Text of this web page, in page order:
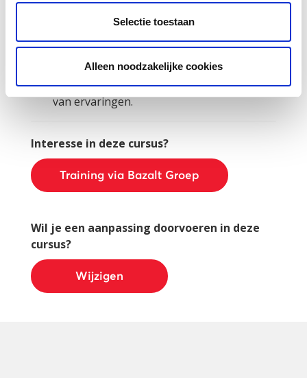
Selectie toestaan
Alleen noodzakelijke cookies
moedertaal, methodes voor nieuwkomers.
Bijeenkomst 2:Protocol nieuwkomers,
ontwikkelingsperspectief, rol van ouders,
differentiatie, uitstroom.
Bijeenkomst 3:Intervisie en uitwisseling
van ervaringen.
Interesse in deze cursus?
Training via Bazalt Groep
Wil je een aanpassing doorvoeren in deze
cursus?
Wijzigen